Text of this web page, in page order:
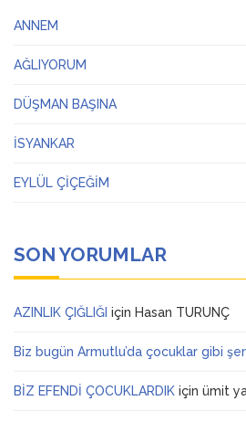
ANNEM
AĞLIYORUM
DÜŞMAN BAŞINA
İSYANKAR
EYLÜL ÇİÇEĞİM
SON YORUMLAR
AZINLIK ÇIĞLIĞI için Hasan TURUNÇ
Biz bugün Armutlu’da çocuklar gibi
BİZ EFENDİ ÇOCUKLARDIK için ümit